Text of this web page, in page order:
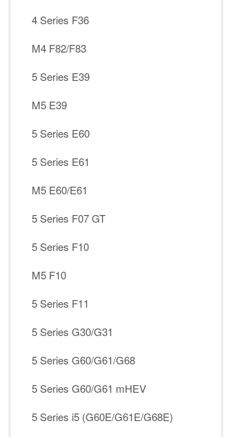
4 Series F36
M4 F82/F83
5 Series E39
M5 E39
5 Series E60
5 Series E61
M5 E60/E61
5 Series F07 GT
5 Series F10
M5 F10
5 Series F11
5 Series G30/G31
5 Series G60/G61/G68
5 Series G60/G61 mHEV
5 Series i5 (G60E/G61E/G68E)